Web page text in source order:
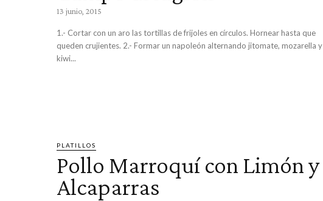
13 junio, 2015
1.- Cortar con un aro las tortillas de frijoles en círculos. Hornear hasta que
queden crujientes. 2.- Formar un napoleón alternando jitomate, mozarella y
kiwi...
PLATILLOS
Pollo Marroquí con Limón y
Alcaparras